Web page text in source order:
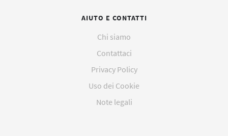
AIUTO E CONTATTI
Chi siamo
Contattaci
Privacy Policy
Uso dei Cookie
Note legali